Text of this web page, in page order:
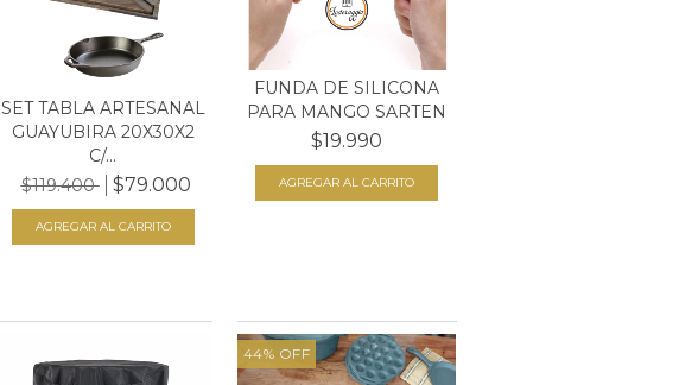
SET TABLA ARTESANAL
GUAYUBIRA 20X30X2
C/...
$119.400
$79.000
FUNDA DE SILICONA
PARA MANGO SARTEN
$19.990
44% OFF